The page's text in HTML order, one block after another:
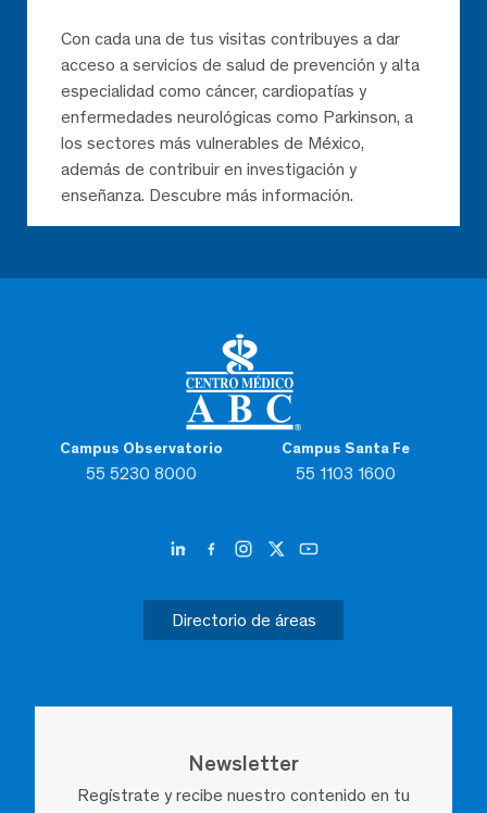
Campus Observatorio
55 5230 8000
Campus Santa Fe
55 1103 1600
Directorio de áreas
Newsletter
Regístrate y recibe nuestro contenido en tu
Con cada una de tus visitas contribuyes a dar
acceso a servicios de salud de prevención y alta
especialidad como cáncer, cardiopatías y
enfermedades neurológicas como Parkinson, a
los sectores más vulnerables de México,
además de contribuir en investigación y
enseñanza. Descubre más información.